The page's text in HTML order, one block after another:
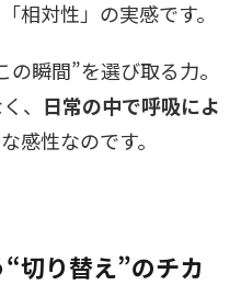
相対性」の実感です。
瞬間”を選び取る力。
、 日常の中で呼吸によ
感性なのです。
切り替え”のチカ